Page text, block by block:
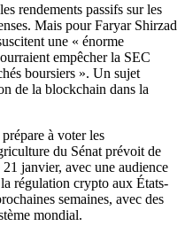
rendements passifs sur les
Mais pour Faryar Shirzad
une « énorme
empêcher la SEC
boursiers ». Un sujet
de la blockchain dans la
à voter les
du Sénat prévoit de
janvier, avec une audience
régulation crypto aux États-
semaines, avec des
mondial.